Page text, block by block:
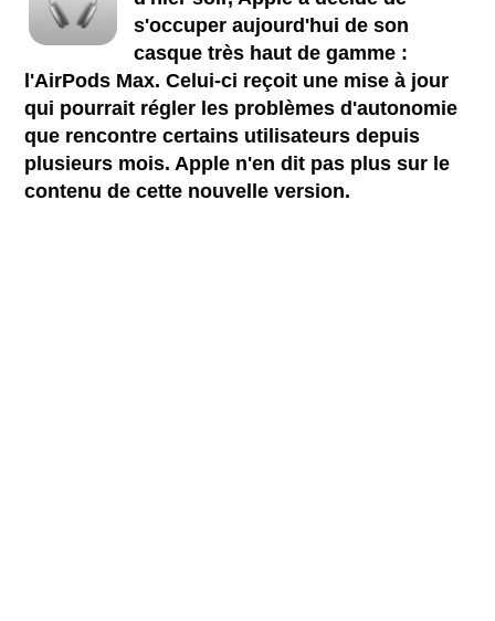
s'occuper aujourd'hui de son
casque très haut de gamme :
l'AirPods Max. Celui-ci reçoit une mise à jour
qui pourrait régler les problèmes d'autonomie
que rencontre certains utilisateurs depuis
plusieurs mois. Apple n'en dit pas plus sur le
contenu de cette nouvelle version.